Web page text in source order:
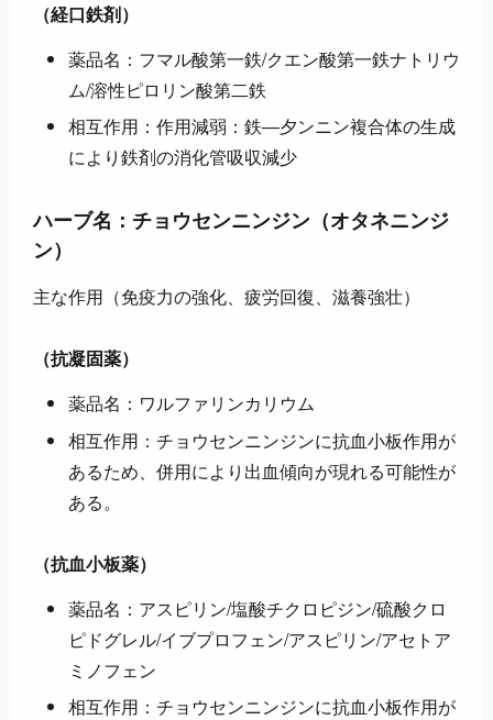
（経口鉄剤）
薬品名：フマル酸第一鉄/クエン酸第一鉄ナトリウ
ム/溶性ピロリン酸第二鉄
相互作用：作用減弱：鉄―夕ンニン複合体の生成
により鉄剤の消化管吸収減少
ハーブ名：チョウセンニンジン（オタネニンジ
ン）
主な作用（免疫力の強化、疲労回復、滋養強壮）
（抗凝固薬）
薬品名：ワルファリンカリウム
相互作用：チョウセンニンジンに抗血小板作用が
あるため、併用により出血傾向が現れる可能性が
ある。
（抗血小板薬）
薬品名：アスピリン/塩酸チクロピジン/硫酸クロ
ピドグレル/イブプロフェン/アスピリン/アセトア
ミノフェン
相互作用：チョウセンニンジンに抗血小板作用が